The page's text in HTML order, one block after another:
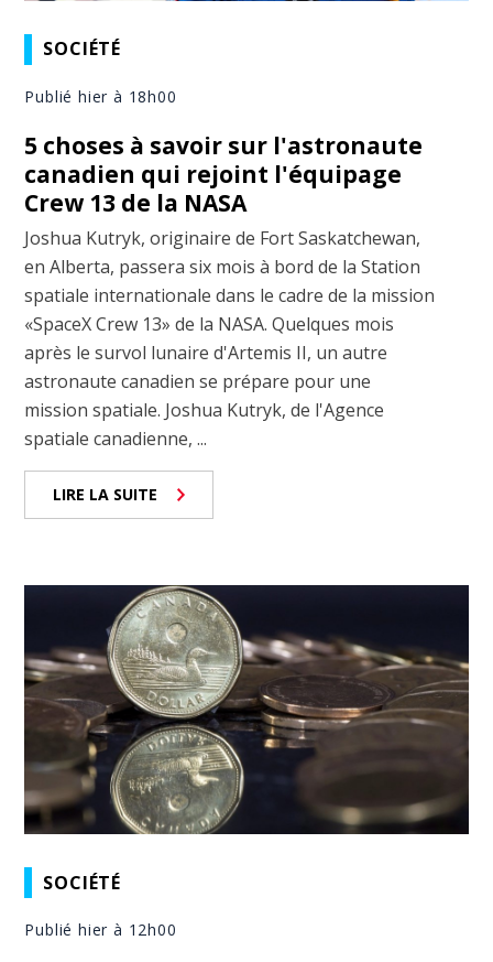
SOCIÉTÉ
Publié hier à 18h00
5 choses à savoir sur l'astronaute
canadien qui rejoint l'équipage
Crew 13 de la NASA
Joshua Kutryk, originaire de Fort Saskatchewan,
en Alberta, passera six mois à bord de la Station
spatiale internationale dans le cadre de la mission
«SpaceX Crew 13» de la NASA. Quelques mois
après le survol lunaire d'Artemis II, un autre
astronaute canadien se prépare pour une
mission spatiale. Joshua Kutryk, de l'Agence
spatiale canadienne, ...
LIRE LA SUITE
SOCIÉTÉ
Publié hier à 12h00